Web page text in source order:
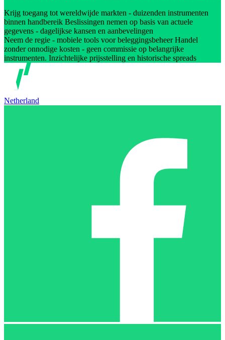
Krijg toegang tot wereldwijde markten - duizenden instrumenten
binnen handbereik Beslissingen nemen op basis van actuele
gegevens - dagelijkse kansen en aanbevelingen
Neem de regie - mobiele tools voor beleggingsbeheer Handel
zonder onnodige kosten - geen commissie op belangrijke
instrumenten. Inzichtelijke prijsstelling en historische spreads
Netherland